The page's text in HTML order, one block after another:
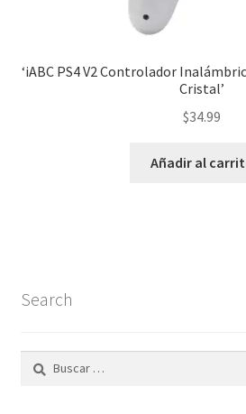
‘iABC PS4 V2 Controlador
Cristal’
$34.99
Añadir al
Search
Buscar: